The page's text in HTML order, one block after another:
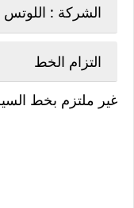
الشركة : اللوتس
التزام الخط
غير ملتزم بخط